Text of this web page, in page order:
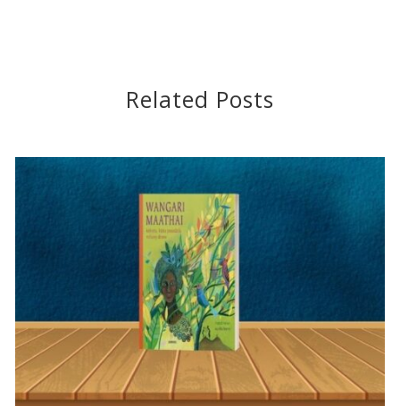
Related Posts